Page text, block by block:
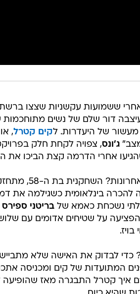
ששמועות עקשניות שצצו ברשת
דור שלם של נשים מתוחכמות
של היעדרות. לקים קטרל,
ג'ונס, צפויה לקחת חלק
אחרי הדרמה קצת הביכו את
אבל עד אז - מה קרה עם מיס קטרל
בינלאומית כשגילמה את
נשכחת כאמא של בריטני ספירס
על שטיחים אדומים עם
כדי לבדוק את האישה שלא
המתועדות של קים ומכניסה
איך קטרל התבגרה מאז שהופיעה